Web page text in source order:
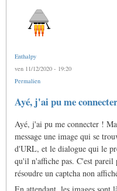
Enthalpy
ven 11/12/2020 - 19:20
Permalien
Ayé, j'ai pu me
Ayé, j'ai pu me connecter !
message une image qui se
d'URL, et le dialogue qui le
qu'il n'affiche pas. C'est pareil
résoudre un captcha non